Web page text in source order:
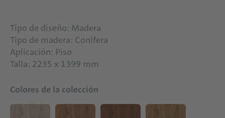
Tipo de diseño: Madera
Tipo de madera: Conífera
Aplicación: Piso
Talla: 2235 x 1399 mm
Colores de la colección